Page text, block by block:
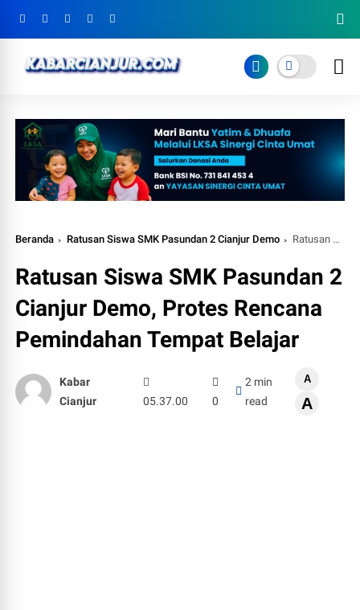
Beranda Ratusan Siswa SMK Pasundan 2 Cianjur Demo Ratusan Siswa SMK Pasundan 2 Cianjur Demo, Protes Rencana Pemindahan Tempat Belajar
Ratusan Siswa SMK Pasundan 2
Cianjur Demo, Protes Rencana
Pemindahan Tempat Belajar
Kabar
Cianjur
05.37.00 0
2 min
read
A
A